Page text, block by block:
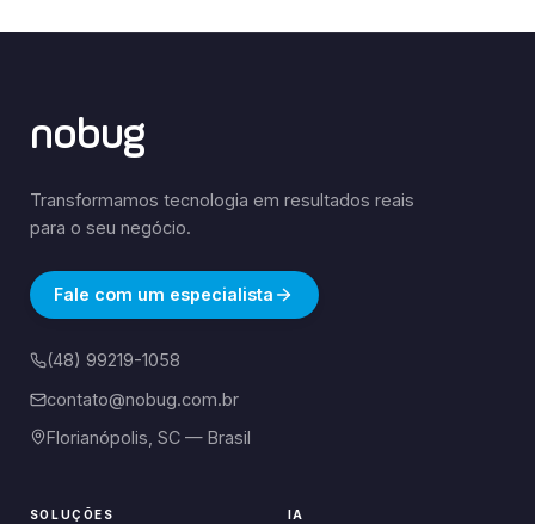
nobug
Transformamos tecnologia em resultados reais
para o seu negócio.
Fale com um especialista
(48) 99219-1058
contato@nobug.com.br
Florianópolis, SC — Brasil
SOLUÇÕES IA